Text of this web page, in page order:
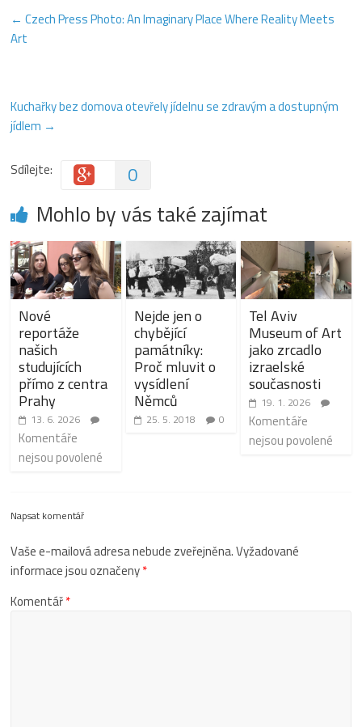
← Czech Press Photo: An Imaginary Place Where Reality Meets
Art
Kuchařky bez domova otevřely jídelnu se zdravým a dostupným
jídlem →
Sdílejte: 0
Mohlo by vás také zajímat
Nové
reportáže
našich
studujících
přímo z centra
Prahy
13. 6. 2026
Komentáře
nejsou povolené
Nejde jen o
chybějící
památníky:
Proč mluvit o
vysídlení
Němců
25. 5. 2018 0
Tel Aviv
Museum of Art
jako zrcadlo
izraelské
současnosti
19. 1. 2026
Komentáře
nejsou povolené
Napsat komentář
Vaše e-mailová adresa nebude zveřejněna.Vyžadované
informace jsou označeny*
Komentář*